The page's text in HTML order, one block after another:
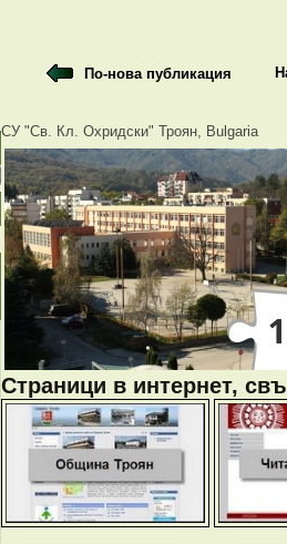
По-нова публикация
СУ "Св. Кл. Охридски" Троян, Bulgaria
Страници в интернет,